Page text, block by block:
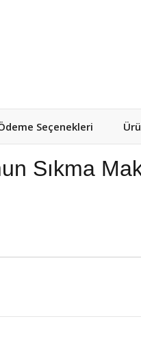
Seçenekleri
Sıkma